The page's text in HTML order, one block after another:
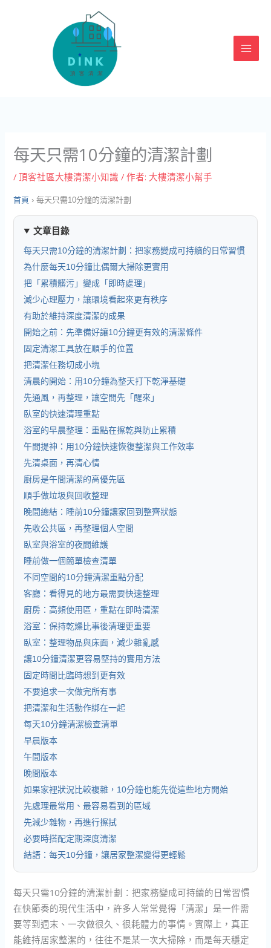
每天只需10分鐘的清潔計劃
/頂客社區大樓清潔小知識 / 作者: 大樓清潔小幫手
首頁 ›每天只需10分鐘的清潔計劃
文章目錄
每天只需10分鐘的清潔計劃：把家務變成可持續的日常習慣
為什麼每天10分鐘比偶爾大掃除更實用
把「累積髒污」變成「即時處理」
減少心理壓力，讓環境看起來更有秩序
有助於維持深度清潔的成果
開始之前：先準備好讓10分鐘更有效的清潔條件
固定清潔工具放在順手的位置
把清潔任務切成小塊
清晨的開始：用10分鐘為整天打下乾淨基礎
先通風，再整理，讓空間先「醒來」
臥室的快速清理重點
浴室的早晨整理：重點在擦乾與防止累積
午間提神：用10分鐘快速恢復整潔與工作效率
先清桌面，再清心情
廚房是午間清潔的高優先區
順手做垃圾與回收整理
晚間總結：睡前10分鐘讓家回到整齊狀態
先收公共區，再整理個人空間
臥室與浴室的夜間維護
睡前做一個簡單檢查清單
不同空間的10分鐘清潔重點分配
客廳：看得見的地方最需要快速整理
廚房：高頻使用區，重點在即時清潔
浴室：保持乾燥比事後清理更重要
臥室：整理物品與床面，減少雜亂感
讓10分鐘清潔更容易堅持的實用方法
固定時間比臨時想到更有效
不要追求一次做完所有事
把清潔和生活動作綁在一起
每天10分鐘清潔檢查清單
早晨版本
午間版本
晚間版本
如果家裡狀況比較複雜，10分鐘也能先從這些地方開始
先處理最常用、最容易看到的區域
先減少雜物，再進行擦拭
必要時搭配定期深度清潔
結語：每天10分鐘，讓居家整潔變得更輕鬆
每天只需10分鐘的清潔計劃：把家務變成可持續的日常習慣
在快節奏的現代生活中，許多人常常覺得「清潔」是一件需
要等到週末、一次做很久、很耗體力的事情。實際上，真正
能維持居家整潔的，往往不是某一次大掃除，而是每天穩定